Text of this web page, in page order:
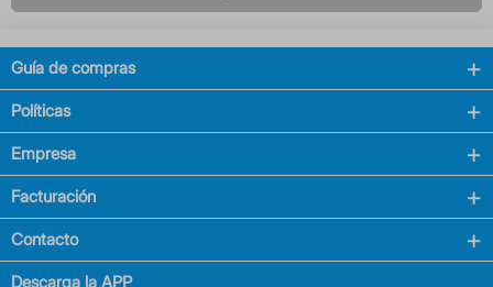
Guía de compras
Políticas
Empresa
Facturación
Contacto
Descarga la APP